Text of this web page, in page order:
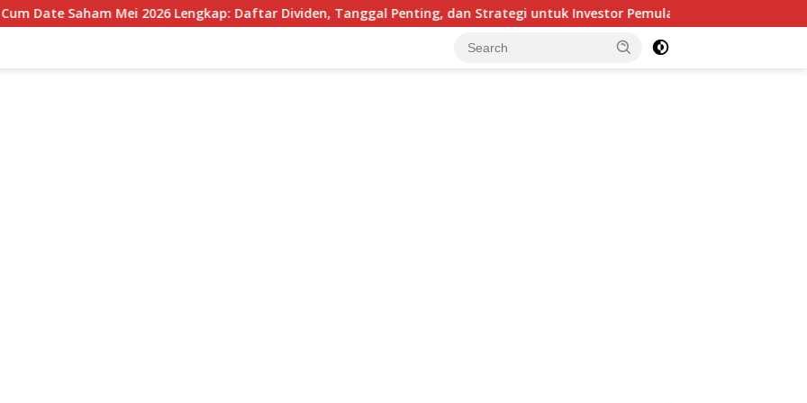
Saham Mei 2026 Lengkap: Daftar Dividen, Tanggal Penting, dan Strategi untuk Investor Pemula